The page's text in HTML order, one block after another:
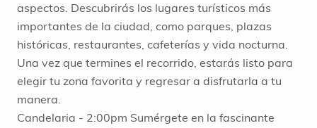
aspectos. Descubrirás los lugares turísticos más
importantes de la ciudad, como parques, plazas
históricas, restaurantes, cafeterías y vida nocturna.
Una vez que termines el recorrido, estarás listo para
elegir tu zona favorita y regresar a disfrutarla a tu
manera.
Candelaria - 2:00pm Sumérgete en la fascinante